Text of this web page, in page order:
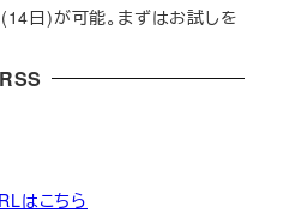
日)が可能。まずはお試しを
RSS
はこちら